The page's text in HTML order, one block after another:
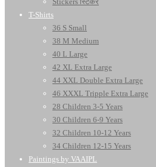
T-Shirts
36 S Small
38 M Medium
40 L Large
42 XL Extra Large
44 XXL Double Extra Large
46 XXXL Tripple Extra Large
28 Children 3-5 Years
30 Children 6-9 Years
32 Children 10-12 Years
34 Children 12-15 Years
Paintings by VAAIPL